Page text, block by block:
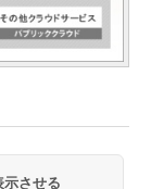
させる